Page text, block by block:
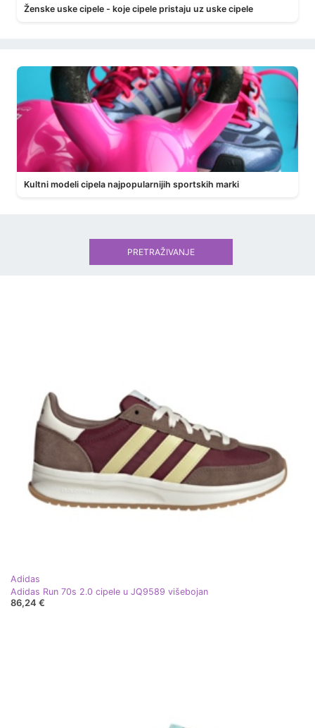
Ženske uske cipele - koje cipele pristaju uz uske cipele
Kultni modeli cipela najpopularnijih sportskih marki
Adidas
Adidas Run 70s 2.0 cipele u JQ9589 višebojan
86,24 €
PRETRAŽIVANJE